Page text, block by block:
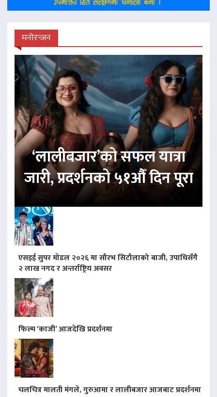
मनोरन्जन
‘लालीबजार’को सफल यात्रा
जारी, प्रदर्शनको ५१औँ दिन पूरा
एसइई सुपर मोडल २०२६ मा सौरभ सिटौलाको बाजी, उपाधिसँगै
२ लाख नगद र अन्तर्राष्ट्रिय अवसर
फिल्म ‘काजी’ आजदेखि प्रदर्शनमा
चलचित्र मालती मंगले, गुरुआमा र लालीबजार आजबाट प्रदर्शनमा